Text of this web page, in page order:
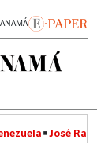
José